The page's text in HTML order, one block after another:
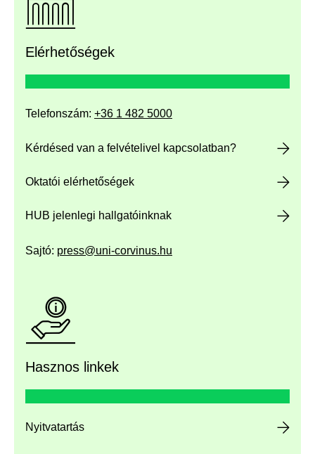
Elérhetőségek
Telefonszám: +36 1 482 5000
Kérdésed van a felvételivel kapcsolatban?
Oktatói elérhetőségek
HUB jelenlegi hallgatóinknak
Sajtó: press@uni-corvinus.hu
Hasznos linkek
Nyitvatartás